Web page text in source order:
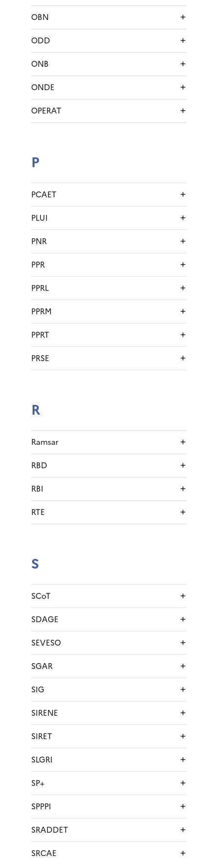
OBN
ODD
ONB
ONDE
OPERAT
P
PCAET
PLUI
PNR
PPR
PPRL
PPRM
PPRT
PRSE
R
Ramsar
RBD
RBI
RTE
S
SCoT
SDAGE
SEVESO
SGAR
SIG
SIRENE
SIRET
SLGRI
SP+
SPPPI
SRADDET
SRCAE